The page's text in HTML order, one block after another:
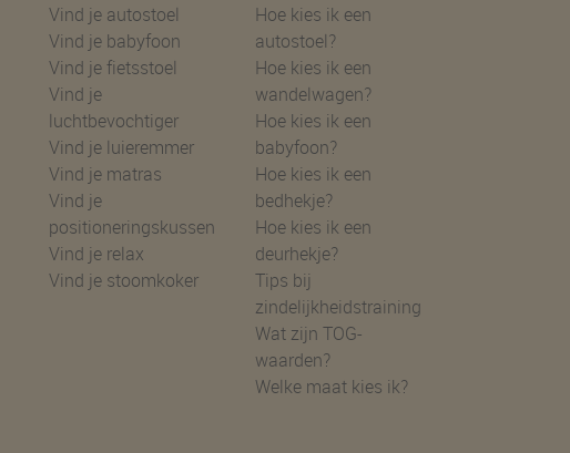
Vind je autostoel
Vind je babyfoon
Vind je fietsstoel
Vind je
luchtbevochtiger
Vind je luieremmer
Vind je matras
Vind je
positioneringskussen
Vind je relax
Vind je stoomkoker
Hoe kies ik een
autostoel?
Hoe kies ik een
wandelwagen?
Hoe kies ik een
babyfoon?
Hoe kies ik een
bedhekje?
Hoe kies ik een
deurhekje?
Tips bij
zindelijkheidstraining
Wat zijn TOG-
waarden?
Welke maat kies ik?